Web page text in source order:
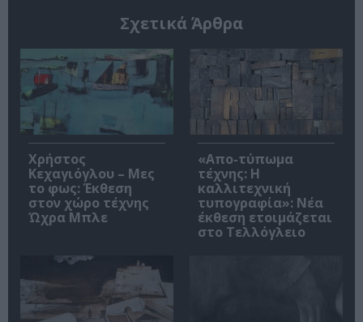
Σχετικά Άρθρα
Χρήστος
Κεχαγιόγλου – Μες
το φως: Έκθεση
στον χώρο τέχνης
Ώχρα Μπλε
«Απο-τύπωμα
τέχνης: H
καλλιτεχνική
τυπογραφία»: Νέα
έκθεση ετοιμάζεται
στο Τελλόγλειο